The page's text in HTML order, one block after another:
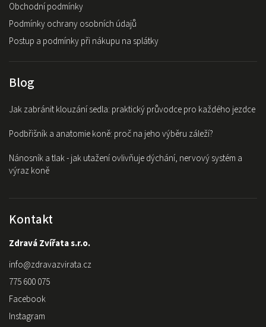
Obchodní podmínky
Podmínky ochrany osobních údajů
Postup a podmínky při nákupu na splátky
Blog
Jak zabránit klouzání sedla: praktický průvodce pro každého jezdce
Podbřišník a anatomie koně: proč na jeho výběru záleží?
Nánosník a tlak - jak utažení ovlivňuje dýchání, nervový systém a
výraz koně
Kontakt
Zdravá Zvířata s.r.o.
info@zdravazvirata.cz
775 600 075
Facebook
Instagram